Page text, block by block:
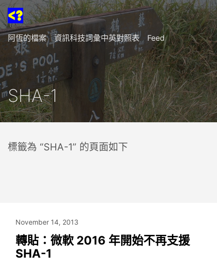
阿恆的檔案 資訊科技詞彙中英對照表 Feed
SHA-1
標籤為 “SHA-1” 的頁面如下
November 14, 2013
轉貼：微軟 2016 年開始不再支援
SHA-1